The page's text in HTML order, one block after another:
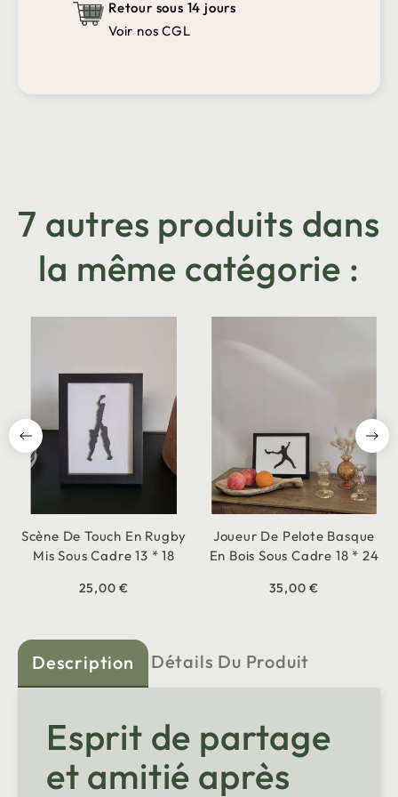
Retour sous 14 jours
Voir nos CGL
7 autres produits dans
la même catégorie :
Scène De Touch En Rugby
Mis Sous Cadre 13 * 18
25,00 €
Joueur De Pelote Basque
En Bois Sous Cadre 18 * 24
35,00 €
Description Détails Du Produit
Esprit de partage
et amitié après